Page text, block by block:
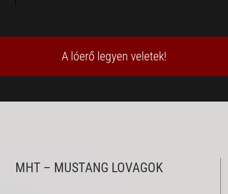
A lóerő legyen veletek!
MHT – MUSTANG LOVAGOK